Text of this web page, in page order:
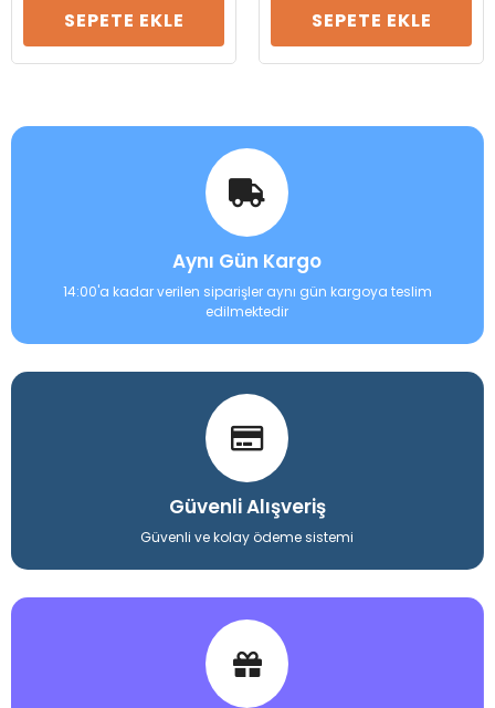
SEPETE EKLE SEPETE EKLE
Aynı Gün Kargo
14:00'a kadar verilen siparişler aynı gün kargoya teslim
edilmektedir
Güvenli Alışveriş
Güvenli ve kolay ödeme sistemi